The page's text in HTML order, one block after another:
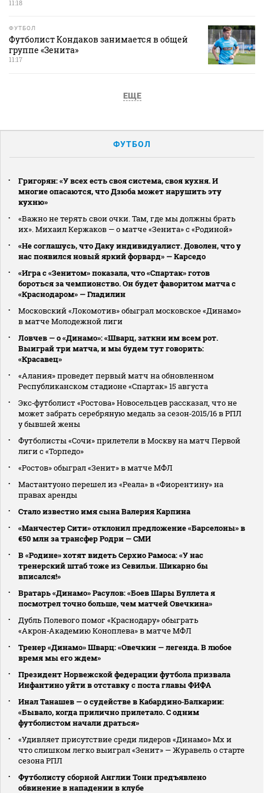
11:18
ФУТБОЛ
Футболист Кондаков занимается в общей
группе «Зенита»
11:17
ЕЩЕ
ФУТБОЛ
Григорян: «У всех есть своя система, своя кухня. И
многие опасаются, что Дзюба может нарушить эту
кухню»
«Важно не терять свои очки. Там, где мы должны брать
их». Михаил Кержаков — о матче «Зенита» с «Родиной»
«Не соглашусь, что Даку индивидуалист. Доволен, что у
нас появился новый яркий форвард» — Карседо
«Игра с «Зенитом» показала, что «Спартак» готов
бороться за чемпионство. Он будет фаворитом матча с
«Краснодаром» — Гладилин
Московский «Локомотив» обыграл московское «Динамо»
в матче Молодежной лиги
Ловчев — о «Динамо»: «Шварц, заткни им всем рот.
Выиграй три матча, и мы будем тут говорить:
«Красавец»
«Алания» проведет первый матч на обновленном
Республиканском стадионе «Спартак» 15 августа
Экс‑футболист «Ростова» Новосельцев рассказал, что не
может забрать серебряную медаль за сезон‑2015/16 в РПЛ
у бывшей жены
Футболисты «Сочи» прилетели в Москву на матч Первой
лиги с «Торпедо»
«Ростов» обыграл «Зенит» в матче МФЛ
Мастантуоно перешел из «Реала» в «Фиорентину» на
правах аренды
Стало известно имя сына Валерия Карпина
«Манчестер Сити» отклонил предложение «Барселоны» в
€50 млн за трансфер Родри — СМИ
В «Родине» хотят видеть Серхио Рамоса: «У нас
тренерский штаб тоже из Севильи. Шикарно бы
вписался!»
Вратарь «Динамо» Расулов: «Боев Шары Буллета я
посмотрел точно больше, чем матчей Овечкина»
Дубль Полевого помог «Краснодару» обыграть
«Акрон‑Академию Коноплева» в матче МФЛ
Тренер «Динамо» Шварц: «Овечкин — легенда. В любое
время мы его ждем»
Президент Норвежской федерации футбола призвала
Инфантино уйти в отставку с поста главы ФИФА
Инал Танашев — о судействе в Кабардино‑Балкарии:
«Бывало, когда прилично прилетало. С одним
футболистом начали драться»
«Удивляет присутствие среди лидеров «Динамо» Мх и
что слишком легко выиграл «Зенит» — Журавель о старте
сезона РПЛ
Футболисту сборной Англии Тони предъявлено
обвинение в нападении в клубе